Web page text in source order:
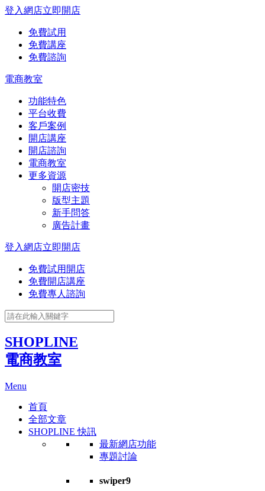
登入網店立即開店
免費試用
免費講座
免費諮詢
電商教室
功能特色
平台收費
客戶案例
開店講座
開店諮詢
電商教室
更多資源
開店密技
版型主題
新手問答
廣告計畫
登入網店立即開店
免費試用開店
免費開店講座
免費專人諮詢
SHOPLINE
電商教室
Menu
首頁
全部文章
SHOPLINE 快訊
最新網店功能
專題討論
swiper9